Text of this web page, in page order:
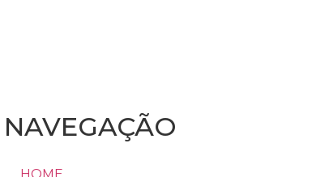
NAVEGAÇÃO